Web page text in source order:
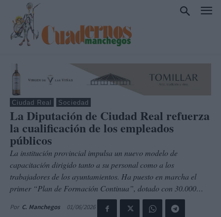
Ciudad Real Sociedad
La Diputación de Ciudad Real refuerza
la cualificación de los empleados
públicos
La institución provincial impulsa un nuevo modelo de
capacitación dirigido tanto a su personal como a los
trabajadores de los ayuntamientos. Ha puesto en marcha el
primer “Plan de Formación Continua”, dotado con 30.000…
Por C. Manchegos 01/06/2026